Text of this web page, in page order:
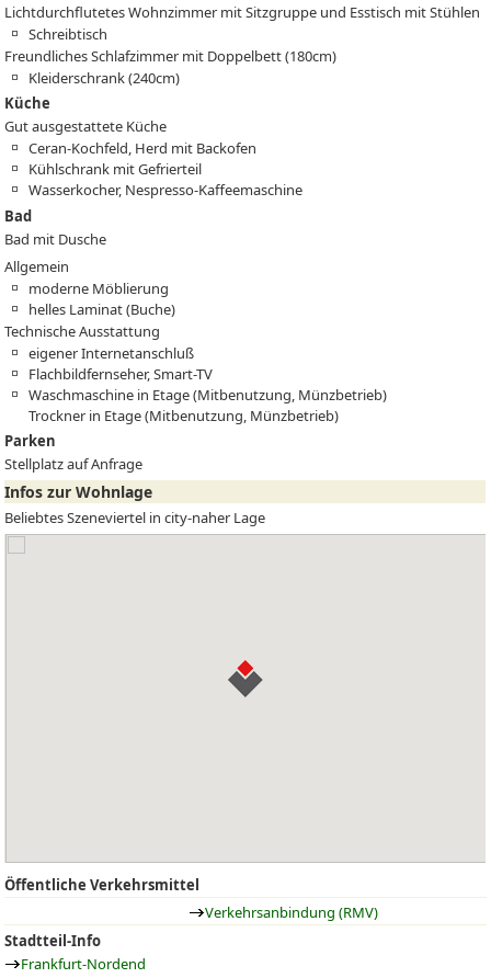
Lichtdurchflutetes Wohnzimmer mit Sitzgruppe und Esstisch mit Stühlen
Schreibtisch
Freundliches Schlafzimmer mit Doppelbett (180cm)
Kleiderschrank (240cm)
Küche
Gut ausgestattete Küche
Ceran-Kochfeld, Herd mit Backofen
Kühlschrank mit Gefrierteil
Wasserkocher, Nespresso-Kaffeemaschine
Bad
Bad mit Dusche
Allgemein
moderne Möblierung
helles Laminat (Buche)
Technische Ausstattung
eigener Internetanschluß
Flachbildfernseher, Smart-TV
Waschmaschine in Etage (Mitbenutzung, Münzbetrieb)
Trockner in Etage (Mitbenutzung, Münzbetrieb)
Parken
Stellplatz auf Anfrage
Infos zur Wohnlage
Beliebtes Szeneviertel in city-naher Lage
Öffentliche Verkehrsmittel
Verkehrsanbindung (RMV)
Stadtteil-Info
Frankfurt-Nordend